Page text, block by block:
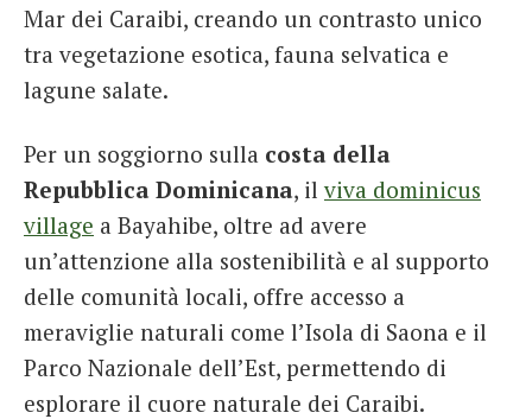
Mar dei Caraibi, creando un contrasto unico
tra vegetazione esotica, fauna selvatica e
lagune salate.
Per un soggiorno sulla costa della
Repubblica Dominicana, il viva dominicus
village a Bayahibe, oltre ad avere
un’attenzione alla sostenibilità e al supporto
delle comunità locali, offre accesso a
meraviglie naturali come l’Isola di Saona e il
Parco Nazionale dell’Est, permettendo di
esplorare il cuore naturale dei Caraibi.